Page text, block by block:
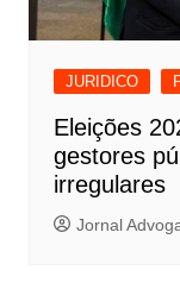
JURIDICO
Eleições
gestores
irregulares
Jornal